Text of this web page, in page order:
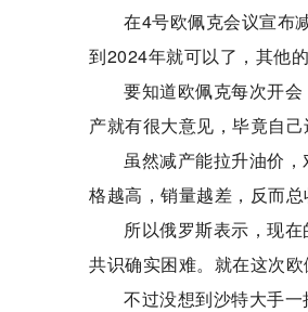
在4号欧佩克会议宣布
到2024年就可以了，其他
要知道欧佩克每次开
产就有很大意见，毕竟自
虽然减产能拉升油价
格越高，销量越差，反而总
所以俄罗斯表示，现
共识确实困难。就在这次
不过没想到沙特大手